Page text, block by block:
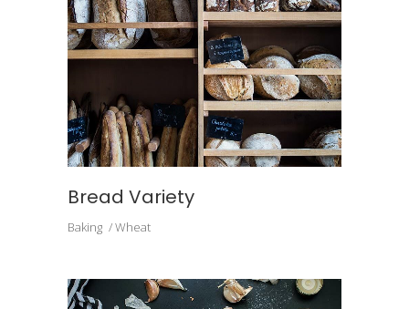
Bread Variety
Baking Wheat